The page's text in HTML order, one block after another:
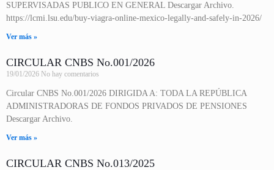
SUPERVISADAS PUBLICO EN GENERAL Descargar Archivo.
https://lcmi.lsu.edu/buy-viagra-online-mexico-legally-and-safely-in-2026/
Ver más »
CIRCULAR CNBS No.001/2026
19/01/2026 No hay comentarios
Circular CNBS No.001/2026 DIRIGIDA A: TODA LA REPÚBLICA
ADMINISTRADORAS DE FONDOS PRIVADOS DE PENSIONES
Descargar Archivo.
Ver más »
CIRCULAR CNBS No.013/2025